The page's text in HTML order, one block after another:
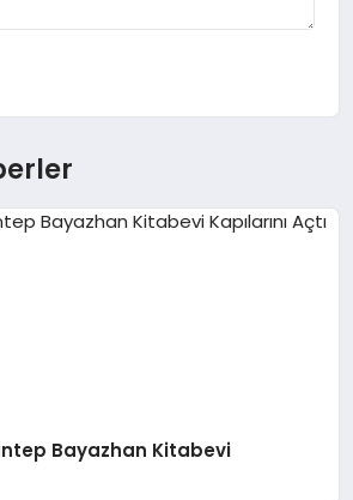
Bayazhan Kitabevi